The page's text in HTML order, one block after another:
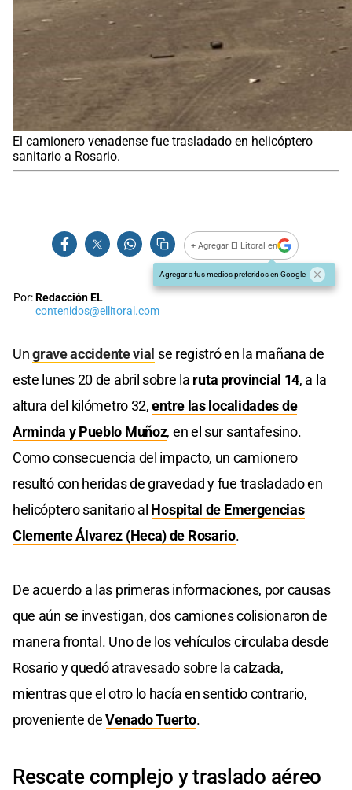
El camionero venadense fue trasladado en helicóptero
sanitario a Rosario.
+ Agregar El Litoral en
Agregar a tus medios preferidos en Google
Por:Redacción EL
contenidos@ellitoral.com
Ungrave accidente vial se registró en la mañana de
este lunes 20 de abril sobre la ruta provincial 14, a la
altura del kilómetro 32,entre las localidades de
Arminda y Pueblo Muñoz, en el sur santafesino.
Como consecuencia del impacto, un camionero
resultó con heridas de gravedad y fue trasladado en
helicóptero sanitario al Hospital de Emergencias
Clemente Álvarez (Heca) de Rosario.
De acuerdo a las primeras informaciones, por causas
que aún se investigan, dos camiones colisionaron de
manera frontal. Uno de los vehículos circulaba desde
Rosario y quedó atravesado sobre la calzada,
mientras que el otro lo hacía en sentido contrario,
proveniente deVenado Tuerto.
Rescate complejo y traslado aéreo